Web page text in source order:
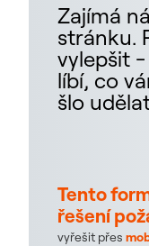
Zajímá
stránku.
vylepšit
líbí, co
šlo
Tento
řešení
vyřešit přes